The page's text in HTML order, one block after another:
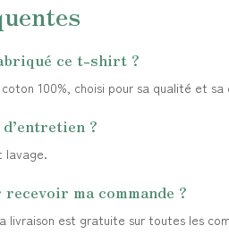
ce t-shirt ?
100%, choisi pour sa qualité et sa
?
lavage.
ma commande ?
livraison est gratuite sur toutes les